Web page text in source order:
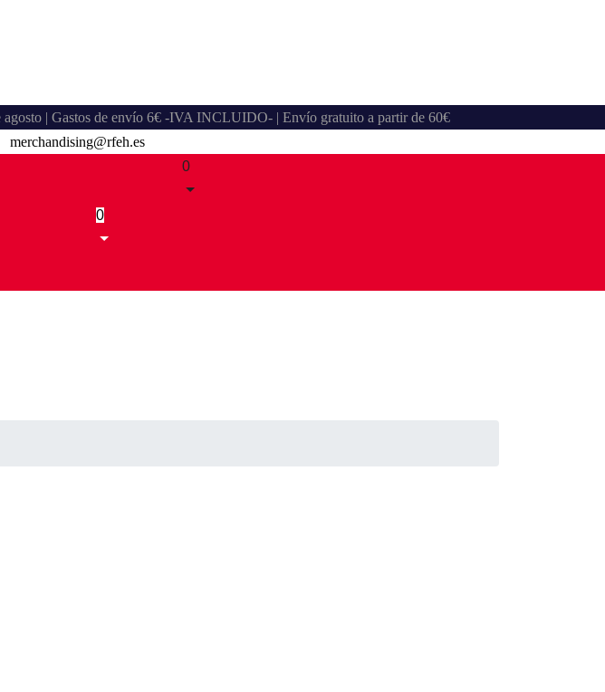
agosto | Gastos de envío 6€ -IVA INCLUIDO- | Envío gratuito a partir de 60€
merchandising@rfeh.es
0
0